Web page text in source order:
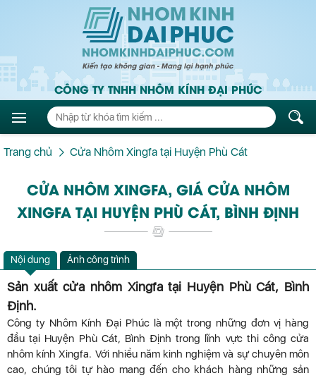
CÔNG TY TNHH NHÔM KÍNH ĐẠI PHÚC
Trang chủ Cửa Nhôm Xingfa tại Huyện Phù Cát
CỬA NHÔM XINGFA, GIÁ CỬA NHÔM
XINGFA TẠI HUYỆN PHÙ CÁT, BÌNH ĐỊNH
Nội dung Ảnh công trình
Sản xuất cửa nhôm Xingfa tại Huyện Phù Cát, Bình
Định.
Công ty Nhôm Kính Đại Phúc là một trong những đơn vị hàng
đầu tại Huyện Phù Cát, Bình Định trong lĩnh vực thi công cửa
nhôm kính Xingfa. Với nhiều năm kinh nghiệm và sự chuyên môn
cao, chúng tôi tự hào mang đến cho khách hàng những sản